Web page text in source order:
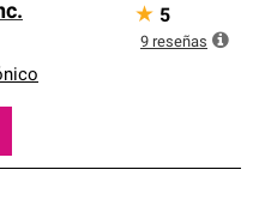
de techos
y requisitos estrictos
★ 5
9 reseñas